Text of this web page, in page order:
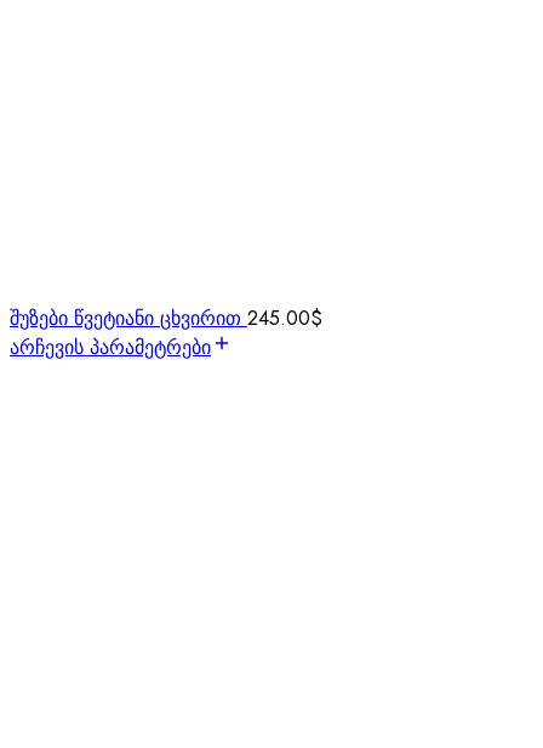
შუზები წვეტიანი ცხვირით 245.00$
არჩევის პარამეტრები